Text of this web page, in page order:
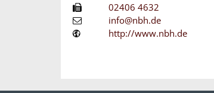
02406 4632
info@nbh.de
http://www.nbh.de